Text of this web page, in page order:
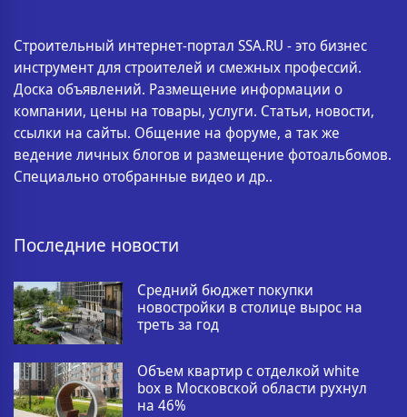
Строительный интернет-портал SSA.RU - это бизнес
инструмент для строителей и смежных профессий.
Доска объявлений. Размещение информации о
компании, цены на товары, услуги. Статьи, новости,
ссылки на сайты. Общение на форуме, а так же
ведение личных блогов и размещение фотоальбомов.
Специально отобранные видео и др..
Последние новости
Средний бюджет покупки
новостройки в столице вырос на
треть за год
Объем квартир с отделкой white
box в Московской области рухнул
на 46%